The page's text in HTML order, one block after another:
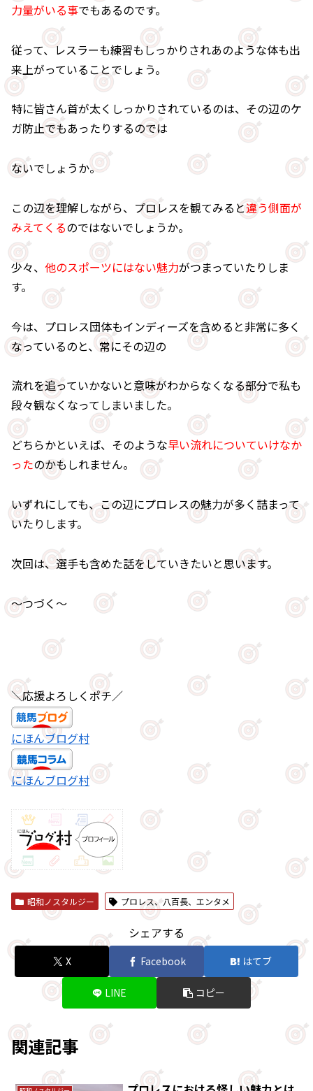
力量がいる事でもあるのです。
従って、レスラーも練習もしっかりされあのような体も出
来上がっていることでしょう。
特に皆さん首が太くしっかりされているのは、その辺のケ
ガ防止でもあったりするのでは
ないでしょうか。
この辺を理解しながら、プロレスを観てみると違う側面が
みえてくるのではないでしょうか。
少々、 他のスポーツにはない魅力がつまっていたりしま
す。
今は、プロレス団体もインディーズを含めると非常に多く
なっているのと、常にその辺の
流れを追っていかないと意味がわからなくなる部分で私も
段々観なくなってしまいました。
どちらかといえば、そのような早い流れについていけなか
ったのかもしれません。
いずれにしても、この辺にプロレスの魅力が多く詰まって
いたりします。
次回は、選手も含めた話をしていきたいと思います。
～つづく～
＼応援よろしくポチ／
にほんブログ村
にほんブログ村
昭和ノスタルジー プロレス、八百長、エンタメ
シェアする
X Facebook はてブ
LINE コピー
関連記事